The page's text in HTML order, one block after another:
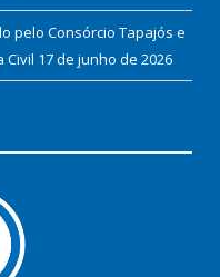
pelo Consórcio Tapajós e
Civil 17 de junho de 2026